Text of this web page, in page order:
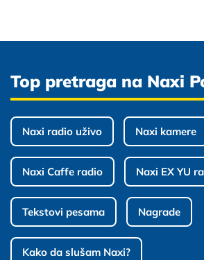
Top pretraga na Naxi
Naxi radio uživo Naxi kamere
Naxi Caffe radio Naxi EX YU
Tekstovi pesama Nagrade
Kako da slušam Naxi?